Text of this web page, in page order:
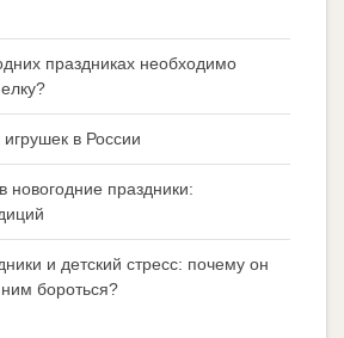
праздниках необходимо
в России
новогодние праздники:
и детский стресс: почему он
ним бороться?